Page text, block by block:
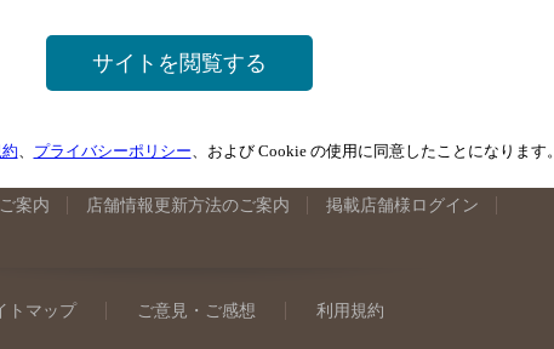
山口県のバー検索
案内 店舗情報更新方法のご案内 掲載店舗様ログイン
トマップ ご意見・ご感想 利用規約
サイトを閲覧する
、 プライバシーポリシー、および Cookie の使用に同意したことになります。